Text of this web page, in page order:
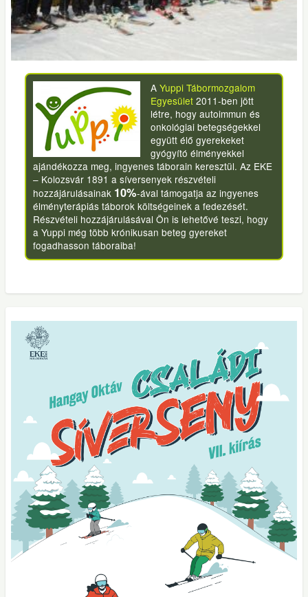
AYuppi Tábormozgalom
Egyesület 2011-ben jött
létre, hogy autoimmun és
onkológiai betegségekkel
együtt élő gyerekeket
gyógyító élményekkel
ajándékozza meg, ingyenes táborain keresztül. Az EKE
– Kolozsvár 1891 a síversenyek részvételi
hozzájárulásainak 10%-ával támogatja az ingyenes
élményterápiás táborok költségeinek a fedezését.
Részvételi hozzájárulásával Ön is lehetővé teszi, hogy
a Yuppi még több krónikusan beteg gyereket
fogadhasson táboraiba!